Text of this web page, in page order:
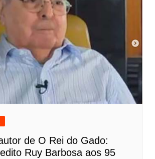
de O Rei do Gado:
Ruy Barbosa aos 95